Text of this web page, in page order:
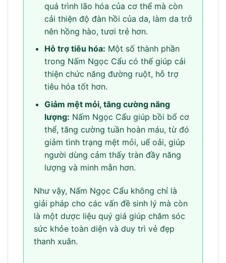
quá trình lão hóa của cơ thể mà còn
cải thiện độ đàn hồi của da, làm da trở
nên hồng hào, tươi trẻ hơn.
Hỗ trợ tiêu hóa: Một số thành phần
trong Nấm Ngọc Cẩu có thể giúp cải
thiện chức năng đường ruột, hỗ trợ
tiêu hóa tốt hơn.
Giảm mệt mỏi, tăng cường năng
lượng: Nấm Ngọc Cẩu giúp bồi bổ cơ
thể, tăng cường tuần hoàn máu, từ đó
giảm tình trạng mệt mỏi, uể oải, giúp
người dùng cảm thấy tràn đầy năng
lượng và minh mẫn hơn.
Như vậy, Nấm Ngọc Cẩu không chỉ là
giải pháp cho các vấn đề sinh lý mà còn
là một dược liệu quý giá giúp chăm sóc
sức khỏe toàn diện và duy trì vẻ đẹp
thanh xuân.